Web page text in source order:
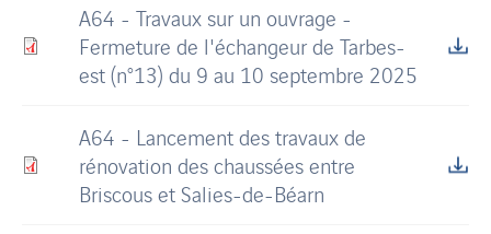
A64 - Travaux sur un ouvrage -
Fermeture de l'échangeur de Tarbes-
est (n°13) du 9 au 10 septembre 2025
A64 - Lancement des travaux de
rénovation des chaussées entre
Briscous et Salies-de-Béarn